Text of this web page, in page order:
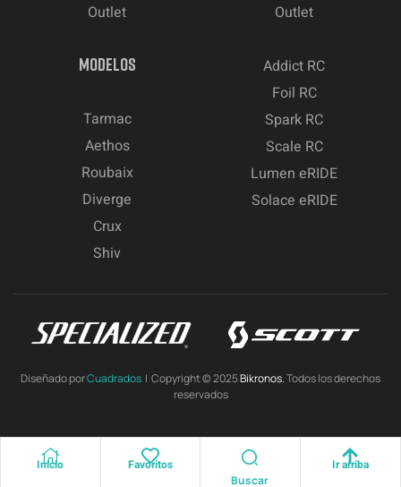
Inicio Favoritos
Buscar
Ir arriba
Outlet
Outlet
MODELOS
Tarmac
Aethos
Roubaix
Diverge
Crux
Shiv
Addict RC
Foil RC
Spark RC
Scale RC
Lumen eRIDE
Solace eRIDE
Diseñado porCuadrados | Copyright © 2025Bikronos.Todos los derechos
reservados